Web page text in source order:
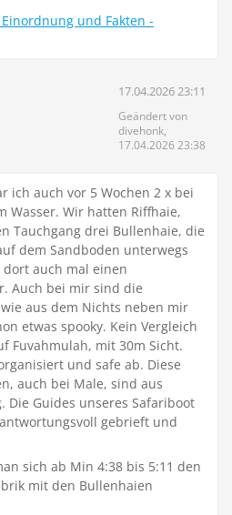
und Fakten -
17.04.2026 23:11
Geändert von
divehonk,
17.04.2026 23:38
ich auch vor 5 Wochen 2 x bei
Wasser. Wir hatten Riffhaie,
Tauchgang drei Bullenhaie, die
dem Sandboden unterwegs
auch mal einen
Auch bei mir sind die
aus dem Nichts neben mir
etwas spooky. Kein Vergleich
Fuvahmulah, mit 30m Sicht.
und safe ab. Diese
auch bei Male, sind aus
Die Guides unseres Safariboot
gebrieft und
sich ab Min 4:38 bis 5:11 den
mit den Bullenhaien